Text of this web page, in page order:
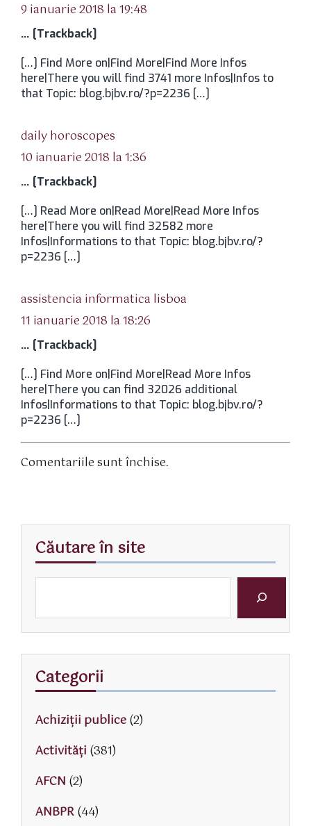
9 ianuarie 2018 la 19:48
… [Trackback]
[…] Find More on|Find More|Find More Infos
here|There you will find 3741 more Infos|Infos to
that Topic: blog.bjbv.ro/?p=2236 […]
daily horoscopes
10 ianuarie 2018 la 1:36
… [Trackback]
[…] Read More on|Read More|Read More Infos
here|There you will find 32582 more
Infos|Informations to that Topic: blog.bjbv.ro/?
p=2236 […]
assistencia informatica lisboa
11 ianuarie 2018 la 18:26
… [Trackback]
[…] Find More on|Find More|Read More Infos
here|There you can find 32026 additional
Infos|Informations to that Topic: blog.bjbv.ro/?
p=2236 […]
Comentariile sunt închise.
Căutare în site
Categorii
Achiziții publice(2)
Activităţi (381)
AFCN (2)
ANBPR(44)